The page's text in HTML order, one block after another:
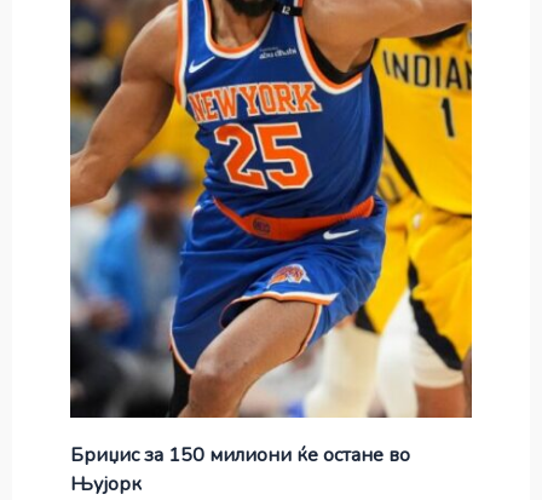
Бриџис за 150 милиони ќе остане во
Њујорк